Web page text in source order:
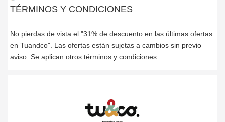
TÉRMINOS Y CONDICIONES
No pierdas de vista el "31% de descuento en las últimas ofertas
en Tuandco". Las ofertas están sujetas a cambios sin previo
aviso. Se aplican otros términos y condiciones